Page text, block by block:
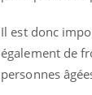
Il est donc
également de
personnes